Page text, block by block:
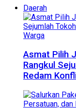
Daerah
Asmat Pilih
Rangkul
Redam